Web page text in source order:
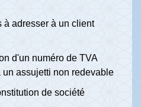
à adresser à un client
d'un numéro de TVA
assujetti non redevable
de société